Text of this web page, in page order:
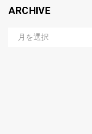
ARCHIVE